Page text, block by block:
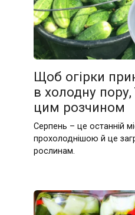
Щоб огірки
в холодну
цим розчином
Серпень – це останній
прохолоднішою й це
рослинам.